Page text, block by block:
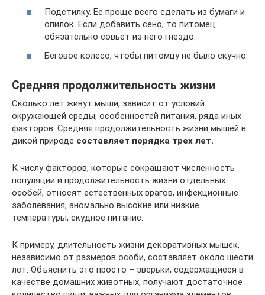
Подстилку. Ее проще всего сделать из бумаги и
опилок. Если добавить сено, то питомец
обязательно совьет из него гнездо.
Беговое колесо, чтобы питомцу не было скучно.
Средняя продолжительность жизни
Сколько лет живут мыши, зависит от условий
окружающей среды, особенностей питания, ряда иных
факторов. Средняя продолжительность жизни мышей в
дикой природе составляет порядка трех лет.
К числу факторов, которые сокращают численность
популяции и продолжительность жизни отдельных
особей, относят естественных врагов, инфекционные
заболевания, аномально высокие или низкие
температуры, скудное питание.
К примеру, длительность жизни декоративных мышек,
независимо от размеров особи, составляет около шести
лет. Объяснить это просто – зверьки, содержащиеся в
качестве домашних животных, получают достаточное